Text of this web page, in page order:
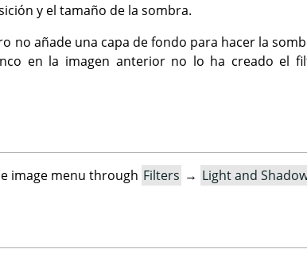
y el tamaño de la sombra.
no añade una capa de fondo para hacer la
en la imagen anterior no lo ha creado el
image menu through Filters → Light and